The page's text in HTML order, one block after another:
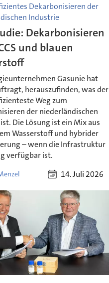
Dekarbonisieren der
Industrie
Dekarbonisieren
und blauen
Gasunie hat
herauszufinden, was der
Weg zum
der niederländischen
Die Lösung ist ein Mix aus
Wasserstoff und hybrider
– wenn die Infrastruktur
verfügbar ist.
14. Juli 2026